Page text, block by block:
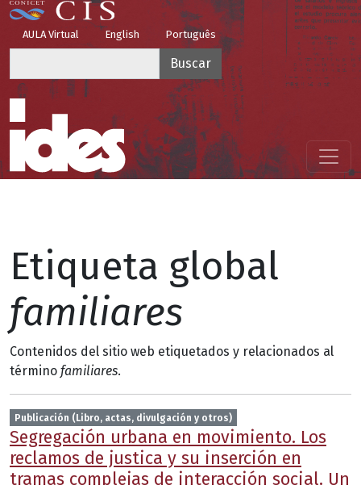
Pasar al contenido principal
Top Menu
AULA Virtual English Português
Menú principal
Etiqueta global
familiares
Contenidos del sitio web etiquetados y relacionados al
término familiares.
Publicación (Libro, actas, divulgación y otros)
Segregación urbana en movimiento. Los
reclamos de justica y su inserción en
tramas complejas de interacción social. Un